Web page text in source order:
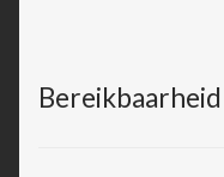
Bereikbaarheid